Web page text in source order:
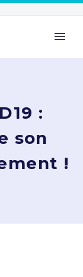
:
son
!